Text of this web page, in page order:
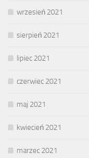
wrzesień 2021
sierpień 2021
lipiec 2021
czerwiec 2021
maj 2021
kwiecień 2021
marzec 2021